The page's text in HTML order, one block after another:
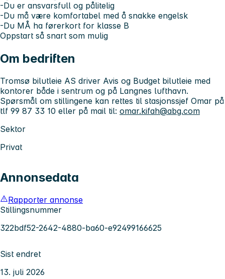
-Du er ansvarsfull og pålitelig
-Du må være komfortabel med å snakke engelsk
-Du MÅ ha førerkort for klasse B
Oppstart så snart som mulig
Om bedriften
Tromsø bilutleie AS driver Avis og Budget bilutleie med
kontorer både i sentrum og på Langnes lufthavn.
Spørsmål om stillingene kan rettes til stasjonssjef Omar på
tlf 99 87 33 10 eller på mail til: omar.kifah@abg.com
Sektor
Privat
Annonsedata
Rapporter annonse
Stillingsnummer
322bdf52-2642-4880-ba60-e92499166625
Sist endret
13. juli 2026